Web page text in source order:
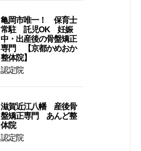
亀岡市唯一！ 保育士
常駐 託児OK 妊娠
中・出産後の骨盤矯正
専門 【京都かめおか
整体院】
認定院
滋賀近江八幡 産後骨
盤矯正専門 あんど整
体院
認定院